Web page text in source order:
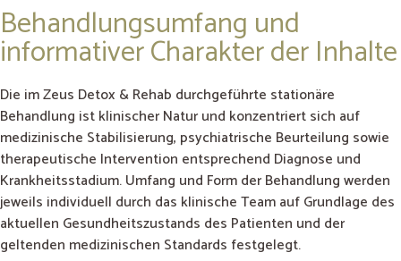
Behandlungsumfang und
informativer Charakter der Inhalte
Die im Zeus Detox & Rehab durchgeführte stationäre
Behandlung ist klinischer Natur und konzentriert sich auf
medizinische Stabilisierung, psychiatrische Beurteilung sowie
therapeutische Intervention entsprechend Diagnose und
Krankheitsstadium. Umfang und Form der Behandlung werden
jeweils individuell durch das klinische Team auf Grundlage des
aktuellen Gesundheitszustands des Patienten und der
geltenden medizinischen Standards festgelegt.